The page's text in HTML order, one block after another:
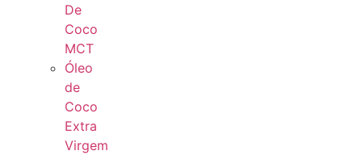
De
Coco
MCT
Óleo
de
Coco
Extra
Virgem